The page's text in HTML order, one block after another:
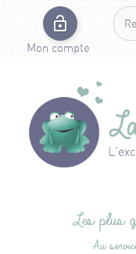
Mon compte
Les plus
Au